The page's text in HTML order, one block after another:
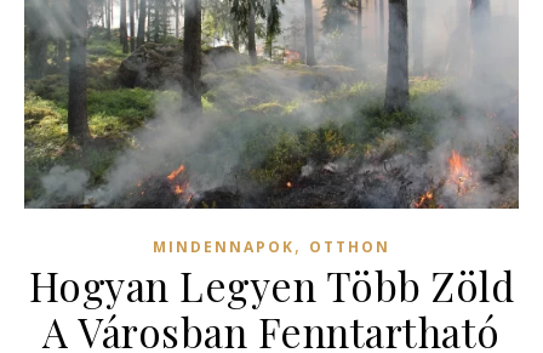
MINDENNAPOK, OTTHON
Hogyan Legyen Több Zöld
A Városban Fenntartható